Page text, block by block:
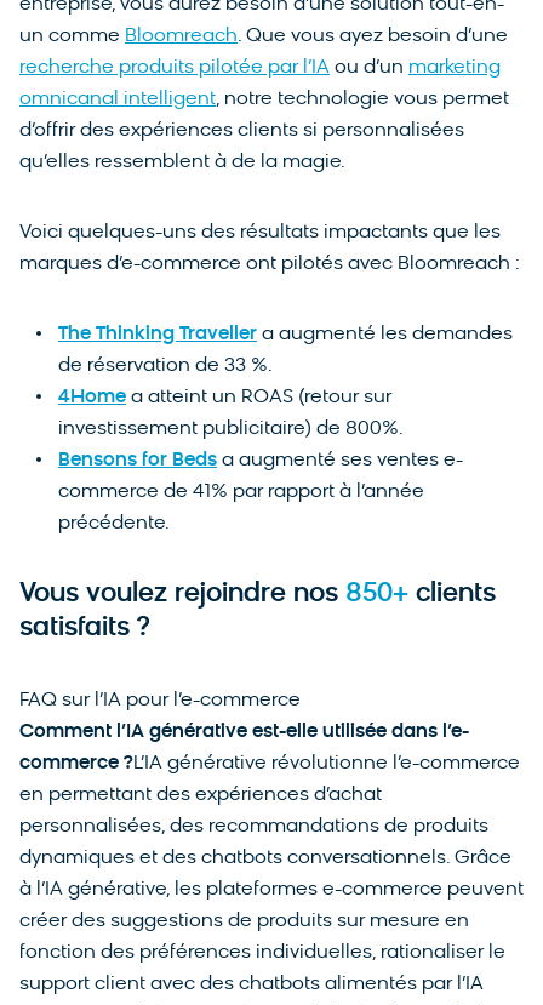
entreprise, vous aurez besoin d’une solution tout-en-
un comme Bloomreach. Que vous ayez besoin d’une
recherche produits pilotée par l’IA ou d’un marketing
omnicanal intelligent, notre technologie vous permet
d’offrir des expériences clients si personnalisées
qu’elles ressemblent à de la magie.
Voici quelques-uns des résultats impactants que les
marques d’e-commerce ont pilotés avec Bloomreach :
The Thinking Traveller a augmenté les demandes
de réservation de 33 %.
4Home a atteint un ROAS (retour sur
investissement publicitaire) de 800%.
Bensons for Beds a augmenté ses ventes e-
commerce de 41% par rapport à l’année
précédente.
Vous voulez rejoindre nos 850+ clients
satisfaits ?
FAQ sur l’IA pour l’e-commerce
Comment l’IA générative est-elle utilisée dans l’e-
commerce ?L’IA générative révolutionne l’e-commerce
en permettant des expériences d’achat
personnalisées, des recommandations de produits
dynamiques et des chatbots conversationnels. Grâce
à l’IA générative, les plateformes e-commerce peuvent
créer des suggestions de produits sur mesure en
fonction des préférences individuelles, rationaliser le
support client avec des chatbots alimentés par l’IA